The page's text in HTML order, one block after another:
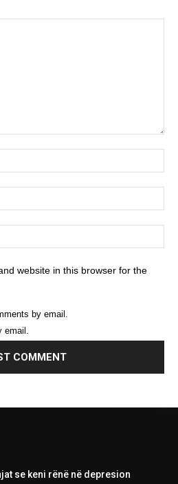
website in this browser for the
by email.
se keni rënë në depresion